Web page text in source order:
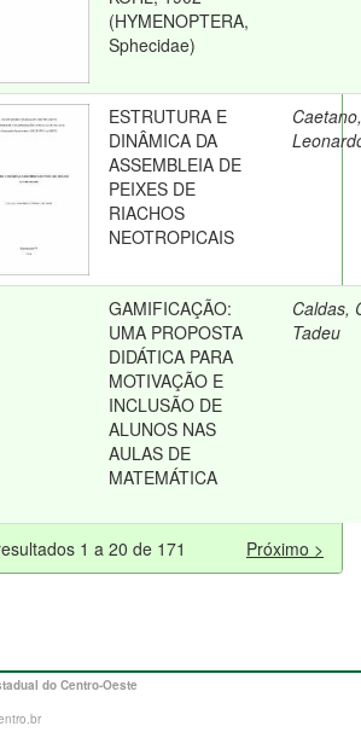
(HYMENOPTERA,
Sphecidae)
ESTRUTURA E
DINÂMICA DA
ASSEMBLEIA DE
PEIXES DE
RIACHOS
NEOTROPICAIS
GAMIFICAÇÃO:
UMA PROPOSTA
DIDÁTICA PARA
MOTIVAÇÃO E
INCLUSÃO DE
ALUNOS NAS
AULAS DE
MATEMÁTICA
Caldas,
Tadeu
1 a 20 de 171 Próximo >
do Centro-Oeste